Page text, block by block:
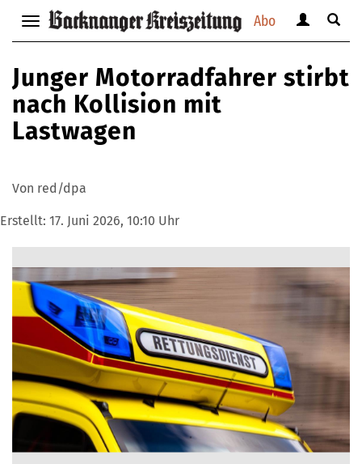
Abo
Navigation
anzeigen
verbergen
anzeigen
verbergen
Suche
Junger Motorradfahrer stirbt
nach Kollision mit
Lastwagen
Von red/dpa
Erstellt: 17. Juni 2026, 10:10 Uhr